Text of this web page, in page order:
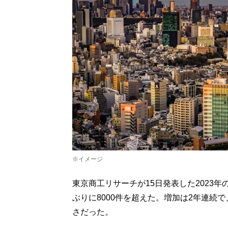
※イメージ
東京商工リサーチが15日発表した2023年
ぶりに8000件を超えた。増加は2年連続
さだった。